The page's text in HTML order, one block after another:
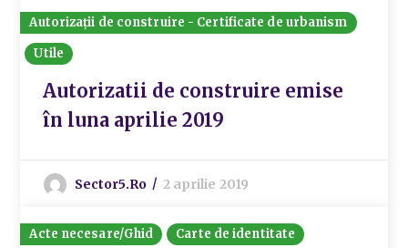
Autorizații de construire - Certificate de urbanism
Utile
Autorizatii de construire emise
în luna aprilie 2019
Sector5.ro 2 aprilie 2019
Acte necesare/Ghid
Carte de identitate